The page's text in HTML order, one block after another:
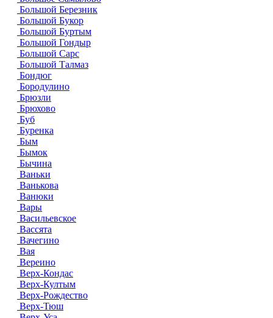
Большой Березник
Большой Букор
Большой Буртым
Большой Гондыр
Большой Сарс
Большой Талмаз
Бондюг
Бородулино
Брюзли
Брюхово
Буб
Буренка
Бым
Бымок
Бычина
Ваньки
Ванькова
Ванюки
Вары
Васильевское
Вассята
Вачегино
Вая
Вереино
Верх-Кондас
Верх-Култым
Верх-Рождество
Верх-Тюш